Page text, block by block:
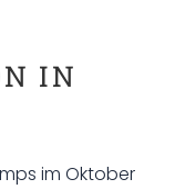
IN
im Oktober